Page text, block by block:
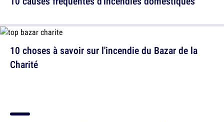
10 choses à savoir sur l'incendie du Bazar de la
Charité